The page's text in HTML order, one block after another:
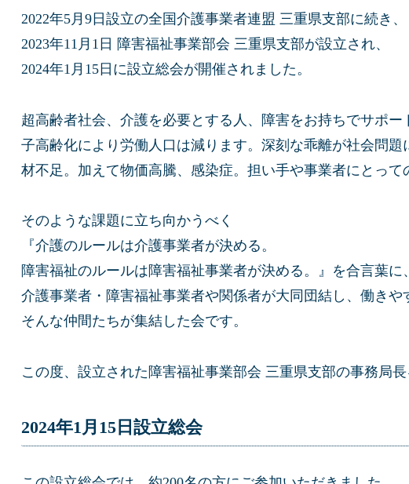
2022年5月9日設立の全国介護事業者連盟 三重県支部に続き、
2023年11月1日 障害福祉事業部会 三重県支部が設立され、
2024年1月15日に設立総会が開催されました。
超高齢者社会、介護を必要とする人、障害をお持ちでサポ
子高齢化により労働人口は減ります。深刻な乖離が社会問
材不足。加えて物価高騰、感染症。担い手や事業者にとって
そのような課題に立ち向かうべく
『介護のルールは介護事業者が決める。
障害福祉のルールは障害福祉事業者が決める。』を合言葉に、
介護事業者・障害福祉事業者や関係者が大同団結し、働きや
そんな仲間たちが集結した会です。
この度、設立された障害福祉事業部会 三重県支部の事務局長
2024年1月15日設立総会